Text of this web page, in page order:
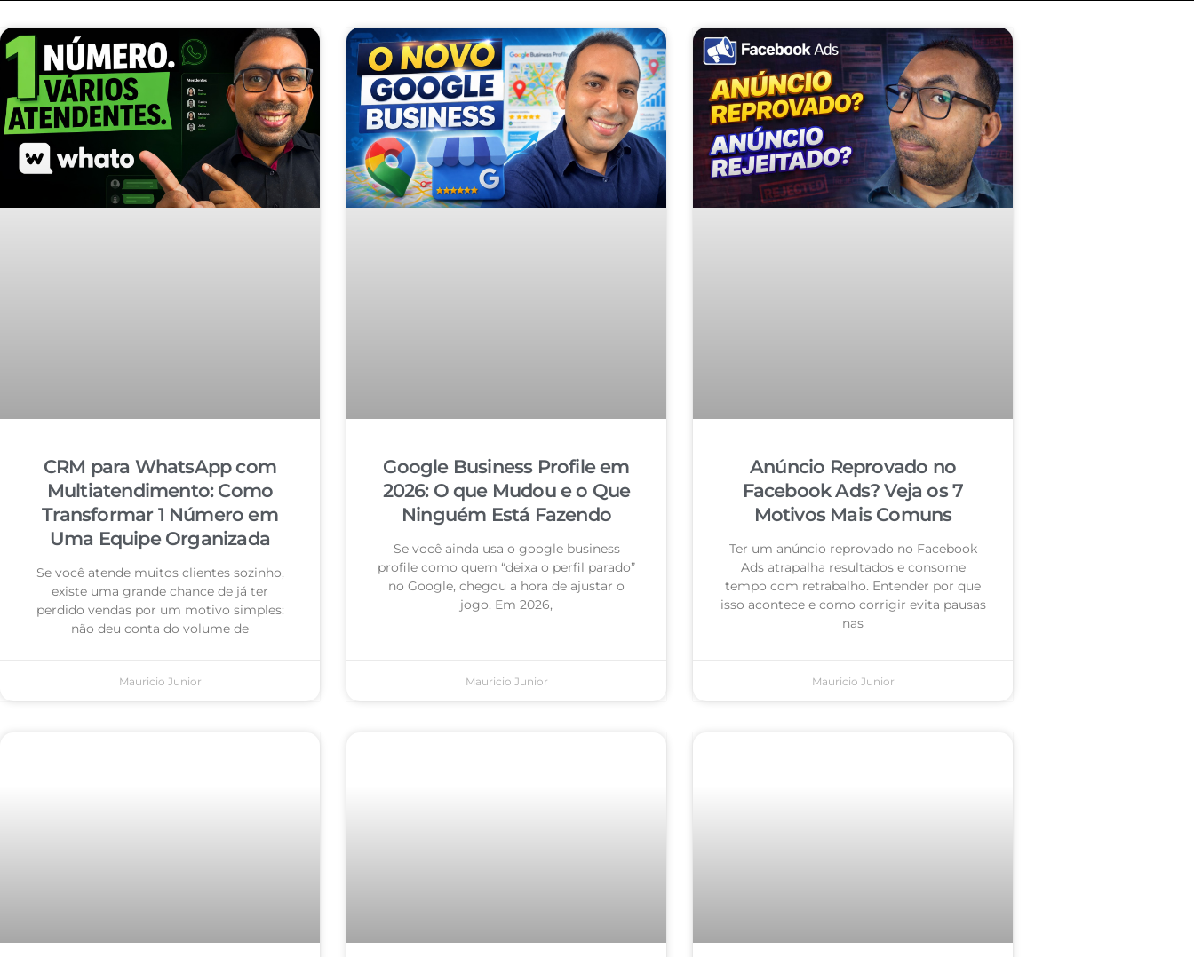
CRM para WhatsApp com
Multiatendimento: Como
Transformar 1 Número em
Uma Equipe Organizada
Se você atende muitos clientes sozinho,
existe uma grande chance de já ter
perdido vendas por um motivo simples:
não deu conta do volume de
Mauricio Junior
Google Business Profile em
2026: O que Mudou e o Que
Ninguém Está Fazendo
Se você ainda usa o google business
profile como quem “deixa o perfil parado”
no Google, chegou a hora de ajustar o
jogo. Em 2026,
Mauricio Junior
Anúncio Reprovado no
Facebook Ads? Veja os 7
Motivos Mais Comuns
Ter um anúncio reprovado no Facebook
Ads atrapalha resultados e consome
tempo com retrabalho. Entender por que
isso acontece e como corrigir evita pausas
nas
Mauricio Junior